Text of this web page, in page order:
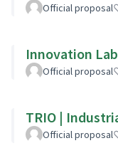
Official proposal
Innovation
Official proposal
TRIO |
Official proposal